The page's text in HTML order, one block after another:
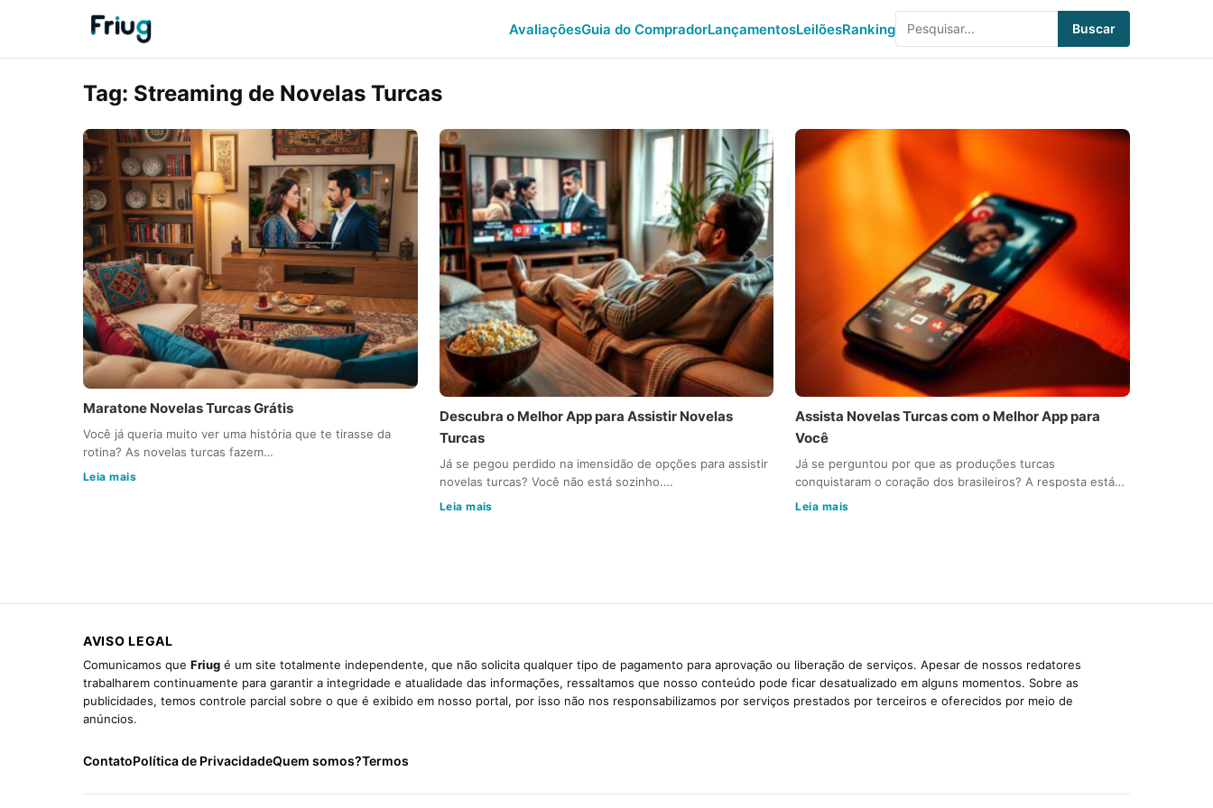
AvaliaçõesGuia do CompradorLançamentosLeilõesRanking Buscar
Tag: Streaming de Novelas Turcas
Maratone Novelas Turcas Grátis
Você já queria muito ver uma história que te tirasse da
rotina? As novelas turcas fazem…
Leia mais
Descubra o Melhor App para Assistir Novelas
Turcas
Já se pegou perdido na imensidão de opções para assistir
novelas turcas? Você não está sozinho.…
Leia mais
Assista Novelas Turcas com o Melhor App para
Você
Já se perguntou por que as produções turcas
conquistaram o coração dos brasileiros? A resposta está…
Leia mais
AVISO LEGAL
Comunicamos que Friug é um site totalmente independente, que não solicita qualquer tipo de pagamento para aprovação ou liberação de serviços. Apesar de nossos redatores
trabalharem continuamente para garantir a integridade e atualidade das informações, ressaltamos que nosso conteúdo pode ficar desatualizado em alguns momentos. Sobre as
publicidades, temos controle parcial sobre o que é exibido em nosso portal, por isso não nos responsabilizamos por serviços prestados por terceiros e oferecidos por meio de
anúncios.
ContatoPolítica de PrivacidadeQuem somos?Termos